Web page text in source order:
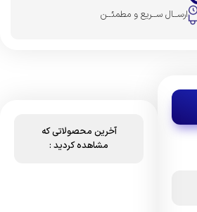
ارســال ســریع و مطمئــن
آخرین محصولاتی که
مشاهده کردید :